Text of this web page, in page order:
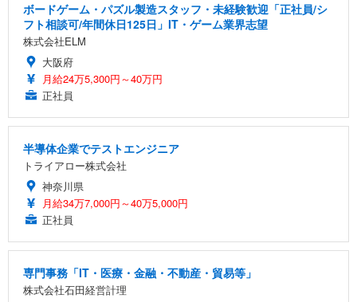
ボードゲーム・パズル製造スタッフ・未経験歓迎「正社員/シ
フト相談可/年間休日125日」IT・ゲーム業界志望
株式会社ELM
大阪府
月給24万5,300円～40万円
正社員
半導体企業でテストエンジニア
トライアロー株式会社
神奈川県
月給34万7,000円～40万5,000円
正社員
専門事務「IT・医療・金融・不動産・貿易等」
株式会社石田経営計理